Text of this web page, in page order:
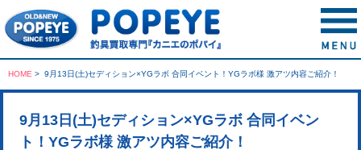
HOME > 9月13日(土)セディション×YGラボ 合同イベント！YGラボ様 激アツ内容ご紹介！
9月13日(土)セディション×YGラボ 合同イベン
ト！YGラボ様 激アツ内容ご紹介！